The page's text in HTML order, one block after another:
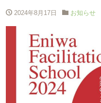
2024年8月17日 お知らせ